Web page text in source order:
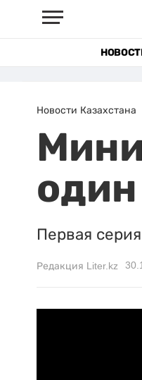
Новости Казахстана
Первая
Редакция Liter.kz